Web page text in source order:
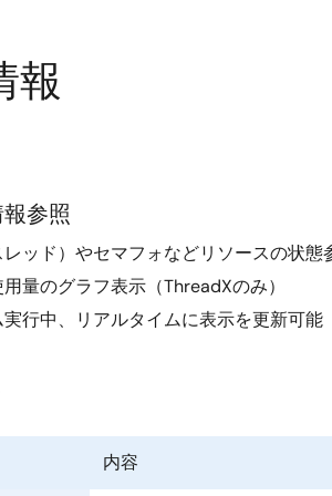
報
参照
レッド）やセマフォなどリソースの状態
量のグラフ表示（ThreadXのみ）
行中、リアルタイムに表示を更新可能
内容